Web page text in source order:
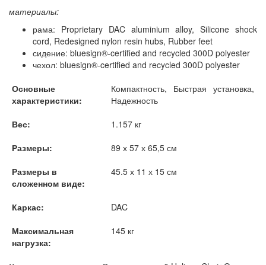
материалы:
рама: Proprietary DAC aluminium alloy, Silicone shock
cord, Redesigned nylon resin hubs, Rubber feet
сидение: bluesign®-certified and recycled 300D polyester
чехол: bluesign®-certified and recycled 300D polyester
Основные
характеристики:
Компактность, Быстрая установка,
Надежность
Вес:
1.157 кг
Размеры:
89 х 57 х 65,5 см
Размеры в
сложенном виде:
45.5 х 11 х 15 см
Каркас:
DAC
Максимальная
нагрузка:
145 кг